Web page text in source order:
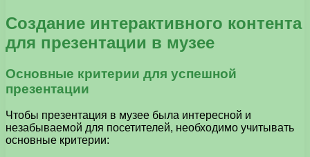
Создание интерактивного контента
для презентации в музее
Основные критерии для успешной
презентации
Чтобы презентация в музее была интересной и
незабываемой для посетителей, необходимо учитывать
основные критерии: